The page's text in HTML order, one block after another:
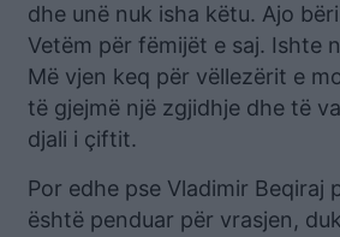
dhe unë nuk isha këtu. Ajo
Vetëm për fëmijët e saj. Ishte
Më vjen keq për vëllezërit e
të gjejmë një zgjidhje dhe të
djali i çiftit.
Por edhe pse Vladimir Beqiraj
është penduar për vrasjen,